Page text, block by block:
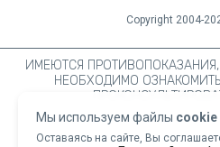
Мы используем файлы cookie
Оставаясь на сайте, Вы
Copyright 2004-
ИМЕЮТСЯ
НЕОБХОДИМО